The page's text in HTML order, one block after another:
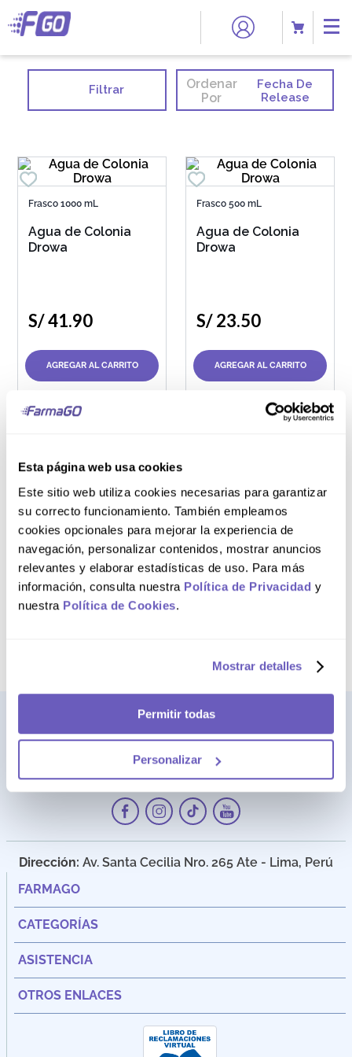
Esta página web usa cookies
Este sitio web utiliza cookies necesarias para garantizar
su correcto funcionamiento. También empleamos
cookies opcionales para mejorar la experiencia de
navegación, personalizar contenidos, mostrar anuncios
relevantes y elaborar estadísticas de uso. Para más
información, consulta nuestra Política de Privacidad y
nuestra Política de Cookies.
Mostrar detalles
Permitir todas
Personalizar
Filtrar
Ordenar
Por
Fecha De
Release
Frasco 1000 mL
Agua de Colonia
Drowa
S/41.90
AGREGAR AL CARRITO
Frasco 500 mL
Agua de Colonia
Drowa
S/23.50
AGREGAR AL CARRITO
Agua de Colonia
Drowa
S/13.90
Dirección: Av. Santa Cecilia Nro. 265 Ate - Lima, Perú
FARMAGO
CATEGORÍAS
ASISTENCIA
OTROS ENLACES